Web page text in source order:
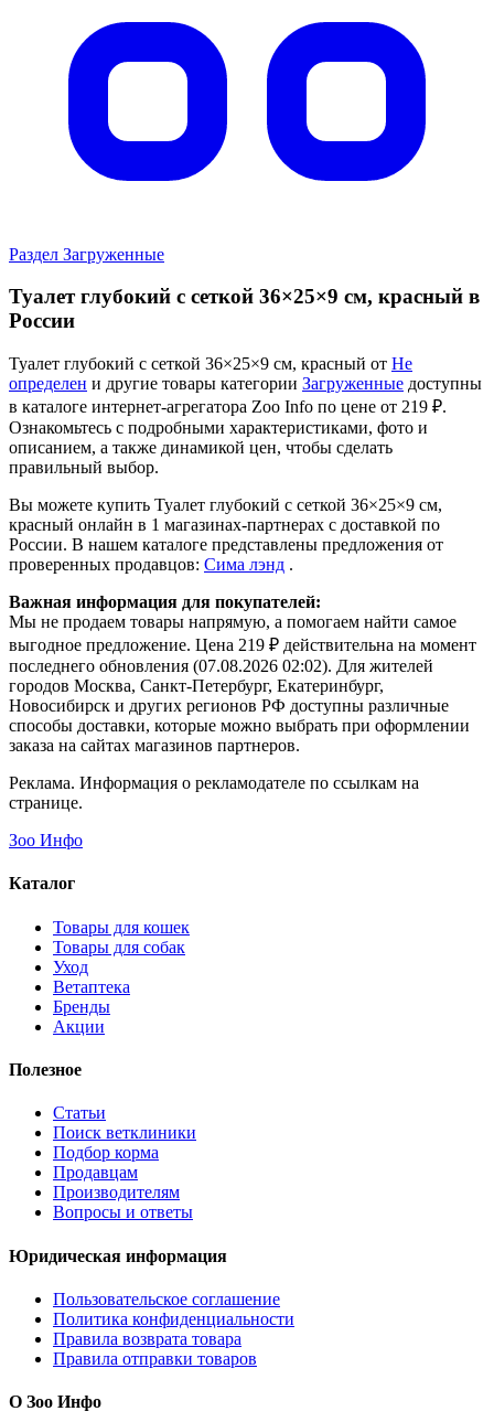
Раздел Загруженные
Туалет глубокий с сеткой 36×25×9 см, красный в
России
Туалет глубокий с сеткой 36×25×9 см, красный от Не
определен и другие товары категории Загруженные доступны
в каталоге интернет-агрегатора Zoo Info по цене от 219 ₽.
Ознакомьтесь с подробными характеристиками, фото и
описанием, а также динамикой цен, чтобы сделать
правильный выбор.
Вы можете купить Туалет глубокий с сеткой 36×25×9 см,
красный онлайн в 1 магазинах-партнерах с доставкой по
России. В нашем каталоге представлены предложения от
проверенных продавцов: Сима лэнд .
Важная информация для покупателей:
Мы не продаем товары напрямую, а помогаем найти самое
выгодное предложение. Цена 219 ₽ действительна на момент
последнего обновления (07.08.2026 02:02). Для жителей
городов Москва, Санкт-Петербург, Екатеринбург,
Новосибирск и других регионов РФ доступны различные
способы доставки, которые можно выбрать при оформлении
заказа на сайтах магазинов партнеров.
Реклама. Информация о рекламодателе по ссылкам на
странице.
Зоо Инфо
Каталог
Товары для кошек
Товары для собак
Уход
Ветаптека
Бренды
Акции
Полезное
Статьи
Поиск ветклиники
Подбор корма
Продавцам
Производителям
Вопросы и ответы
Юридическая информация
Пользовательское соглашение
Политика конфиденциальности
Правила возврата товара
Правила отправки товаров
О Зоо Инфо